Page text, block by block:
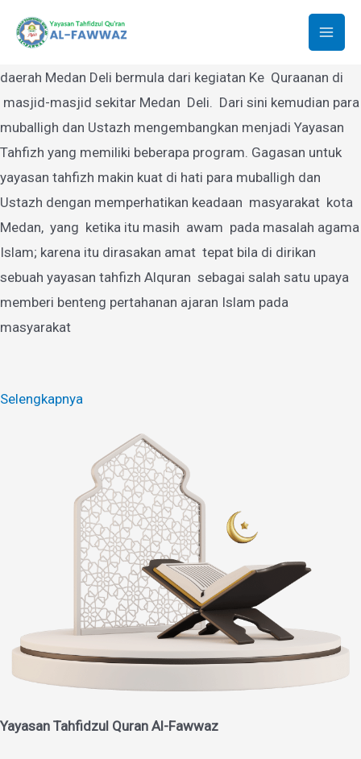
Yayasan Tahfidzul Quran Al-Fawwaz
Yayasan Tahfidzul Quran Al-Fawwaz Medan yang berdiri di
daerah Medan Deli bermula dari kegiatan Ke Quraanan di
masjid-masjid sekitar Medan Deli. Dari sini kemudian para
muballigh dan Ustazh mengembangkan menjadi Yayasan
Tahfizh yang memiliki beberapa program. Gagasan untuk
yayasan tahfizh makin kuat di hati para muballigh dan
Ustazh dengan memperhatikan keadaan masyarakat kota
Medan, yang ketika itu masih awam pada masalah agama
Islam; karena itu dirasakan amat tepat bila di dirikan
sebuah yayasan tahfizh Alquran sebagai salah satu upaya
memberi benteng pertahanan ajaran Islam pada
masyarakat
Selengkapnya
Yayasan Tahfidzul Quran Al-Fawwaz